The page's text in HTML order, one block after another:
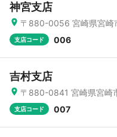
神宮支店
〒880-0056 宮崎県宮崎
支店コード 006
吉村支店
〒880-0841 宮崎県宮崎
支店コード 007